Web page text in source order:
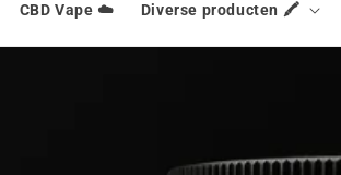
CBD Vape ☁️ Diverse producten 🖍️